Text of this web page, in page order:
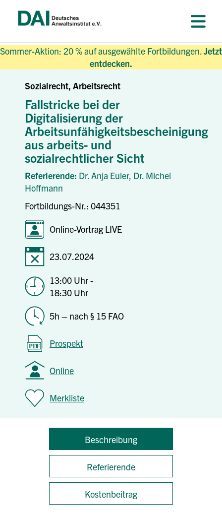
Sommer-Aktion: 20 % auf ausgewählte Fortbildungen.Jetzt
entdecken.
Sozialrecht, Arbeitsrecht
Fallstricke bei der
Digitalisierung der
Arbeitsunfähigkeitsbescheinigung
aus arbeits- und
sozialrechtlicher Sicht
Referierende: Dr. Anja Euler, Dr. Michel
Hoffmann
Fortbildungs-Nr.: 044351
Online-Vortrag LIVE
23.07.2024
13:00 Uhr -
18:30 Uhr
5h – nach § 15 FAO
Prospekt
Online
Merkliste
Beschreibung
Referierende
Kostenbeitrag